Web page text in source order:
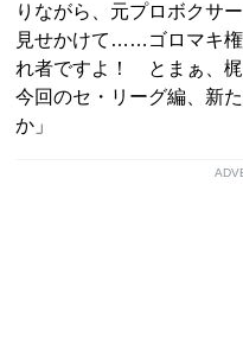
りながら、元プロボクサ
見せかけて……ゴロマキ権
れ者ですよ！ とまぁ、梶
今回のセ・リーグ編、新
か」